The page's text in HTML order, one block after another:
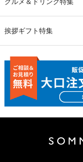
挨拶ギフト特集